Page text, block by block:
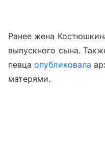
Ранее жена
выпускного сына.
певцаопубликовала
матерями.